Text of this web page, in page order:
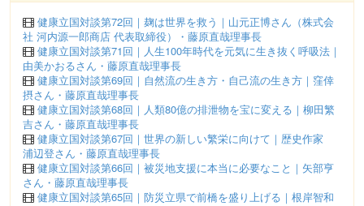
健康立国対談第72回｜麹は世界を救う｜山元正博さん（株式会
社 河内源一郎商店 代表取締役）・藤原直哉理事長
健康立国対談第71回｜人生100年時代を元気に生き抜く呼吸法｜
由美かおるさん・藤原直哉理事長
健康立国対談第69回｜自然流の生き方・自己流の生き方｜窪倖
摂さん・藤原直哉理事長
健康立国対談第68回｜人類80億の排泄物を宝に変える｜柳田繁
吉さん・藤原直哉理事長
健康立国対談第67回｜世界の新しい繁栄に向けて｜歴史作家
浦辺登さん・藤原直哉理事長
健康立国対談第66回｜被災地支援に本当に必要なこと｜矢部亨
さん・藤原直哉理事長
健康立国対談第65回｜防災立県で前橋を盛り上げる｜根岸智和